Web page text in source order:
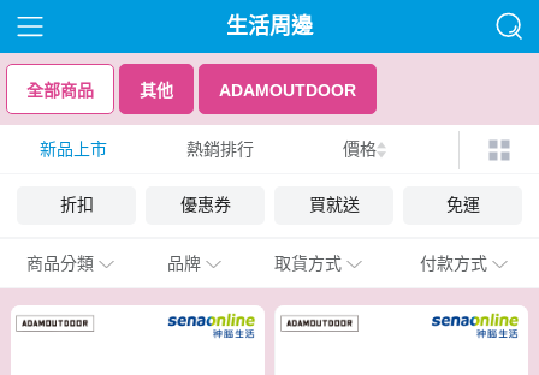
生活周邊
全部商品 其他 ADAMOUTDOOR
新品上市 熱銷排行 價格
折扣 優惠券 買就送 免運
商品分類 品牌 取貨方式 付款方式